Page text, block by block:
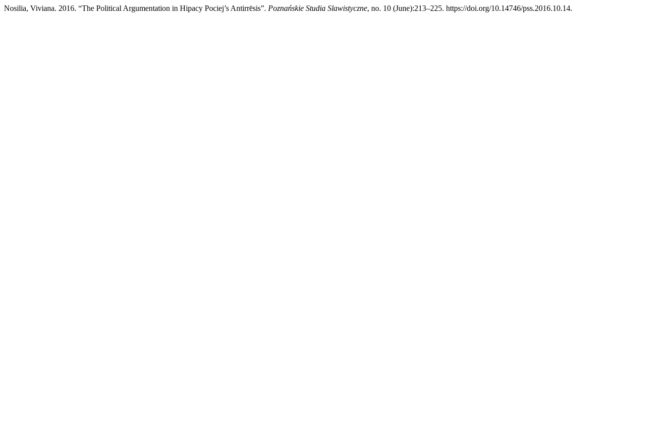
Nosilia, Viviana. 2016. “The Political Argumentation in Hipacy Pociej’s Antirrēsis”. Poznańskie Studia Slawistyczne, no. 10 (June):213–225. https://doi.org/10.14746/pss.2016.10.14.